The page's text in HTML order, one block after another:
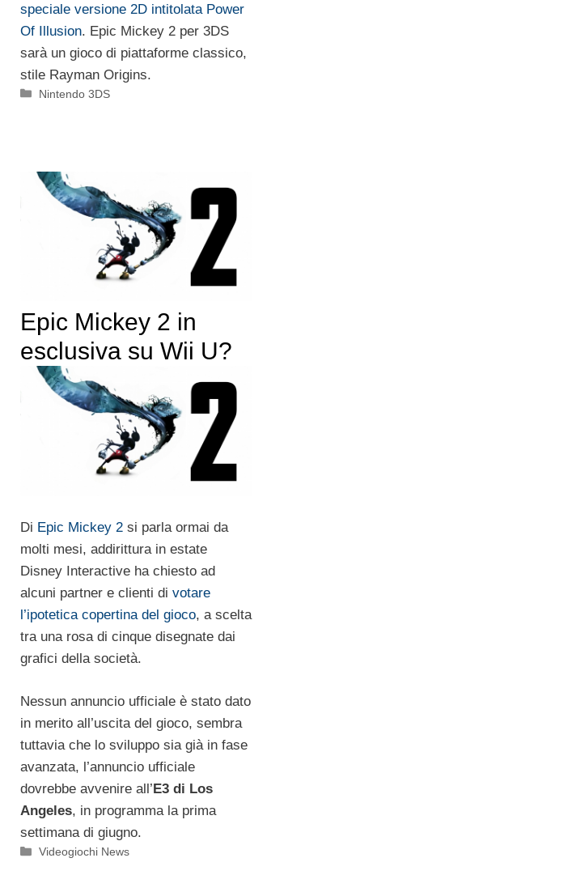
speciale versione 2D intitolata Power
Of Illusion. Epic Mickey 2 per 3DS
sarà un gioco di piattaforme classico,
stile Rayman Origins.
Categorie
Nintendo 3DS
Epic Mickey 2 in
esclusiva su Wii U?
Di Epic Mickey 2si parla ormai da
molti mesi, addirittura in estate
Disney Interactive ha chiesto ad
alcuni partner e clienti di votare
l’ipotetica copertina del gioco, a scelta
tra una rosa di cinque disegnate dai
grafici della società.
Nessun annuncio ufficiale è stato dato
in merito all’uscita del gioco, sembra
tuttavia che lo sviluppo sia già in fase
avanzata, l’annuncio ufficiale
dovrebbe avvenire all’E3 di Los
Angeles, in programma la prima
settimana di giugno.
Categorie
Videogiochi News